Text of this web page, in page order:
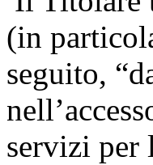
(in
seguito,
servizi per